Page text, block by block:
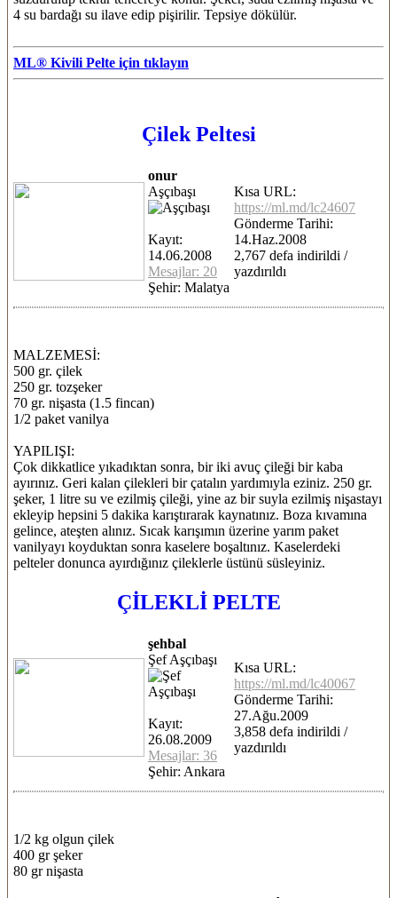
4 su bardağı su ilave edip pişirilir. Tepsiye dökülür.
ML® Kivili Pelte için tıklayın
Çilek Peltesi
onur
Aşçıbaşı
Kayıt:
14.06.2008
Mesajlar: 20
Şehir: Malatya
Kısa URL:
https://ml.md/lc24607
Gönderme Tarihi:
14.Haz.2008
2,767 defa indirildi /
yazdırıldı
MALZEMESİ:
500 gr. çilek
250 gr. tozşeker
70 gr. nişasta (1.5 fincan)
1/2 paket vanilya
YAPILIŞI:
Çok dikkatlice yıkadıktan sonra, bir iki avuç çileği bir kaba
ayırınız. Geri kalan çilekleri bir çatalın yardımıyla eziniz. 250 gr.
şeker, 1 litre su ve ezilmiş çileği, yine az bir suyla ezilmiş nişastayı
ekleyip hepsini 5 dakika karıştırarak kaynatınız. Boza kıvamına
gelince, ateşten alınız. Sıcak karışımın üzerine yarım paket
vanilyayı koyduktan sonra kaselere boşaltınız. Kaselerdeki
pelteler donunca ayırdığınız çileklerle üstünü süsleyiniz.
ÇİLEKLİ PELTE
şehbal
Şef Aşçıbaşı
Kayıt:
26.08.2009
Mesajlar: 36
Şehir: Ankara
Kısa URL:
https://ml.md/lc40067
Gönderme Tarihi:
27.Ağu.2009
3,858 defa indirildi /
yazdırıldı
1/2 kg olgun çilek
400 gr şeker
80 gr nişasta